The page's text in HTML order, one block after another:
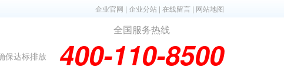
企业官网 | 企业分站 | 在线留言 | 网站地图
保达标排放
全国服务热线
400-110-8500